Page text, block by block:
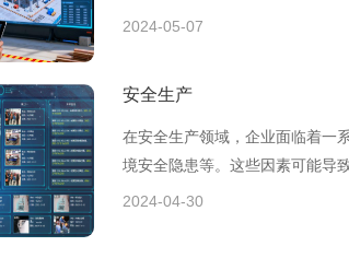
工伤事故频发。并
2024-05-07
安全生产
在安全生产领域，企业面临着一
境安全隐患等。这些因素可能导
全。特别是对于一
2024-04-30